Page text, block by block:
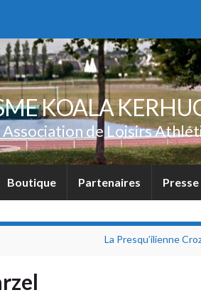
KOALA
de Loisirs
Boutique Partenaires Presse
La Presqu’ilienne